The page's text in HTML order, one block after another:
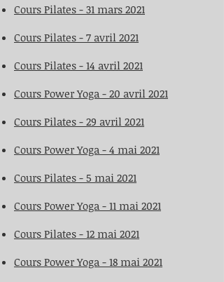
​Cours Pilates - 31 mars 2021
Cours Pilates - 7 avril 2021
​Cours Pilates - 14 avril 2021
Cours Power Yoga - 20 avril 2021
​Cours Pilates - 29 avril 2021
Cours Power Yoga - 4 mai 2021
​Cours Pilates - 5 mai 2021
Cours Power Yoga - 11 mai 2021
​Cours Pilates - 12 mai 2021
Cours Power Yoga - 18 mai 2021